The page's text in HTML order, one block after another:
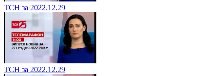
ТСН за 2022.12.29
ТСН за 2022.12.29